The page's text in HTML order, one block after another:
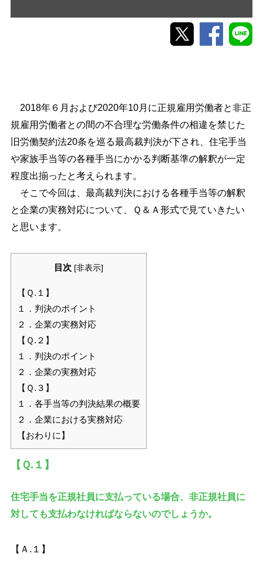
2018年６月および2020年10月に正規雇用労働者と非正
規雇用労働者との間の不合理な労働条件の相違を禁じた
旧労働契約法20条を巡る最高裁判決が下され、住宅手当
や家族手当等の各種手当にかかる判断基準の解釈が一定
程度出揃ったと考えられます。
そこで今回は、最高裁判決における各種手当等の解釈
と企業の実務対応について、Ｑ＆Ａ形式で見ていきたい
と思います。
目次 [非表示]
【Ｑ.１】
１．判決のポイント
２．企業の実務対応
【Ｑ.２】
１．判決のポイント
２．企業の実務対応
【Ｑ.３】
１．各手当等の判決結果の概要
２．企業における実務対応
【おわりに】
【Ｑ.１】
住宅手当を正規社員に支払っている場合、非正規社員に
対しても支払わなければならないのでしょうか。
【Ａ.１】